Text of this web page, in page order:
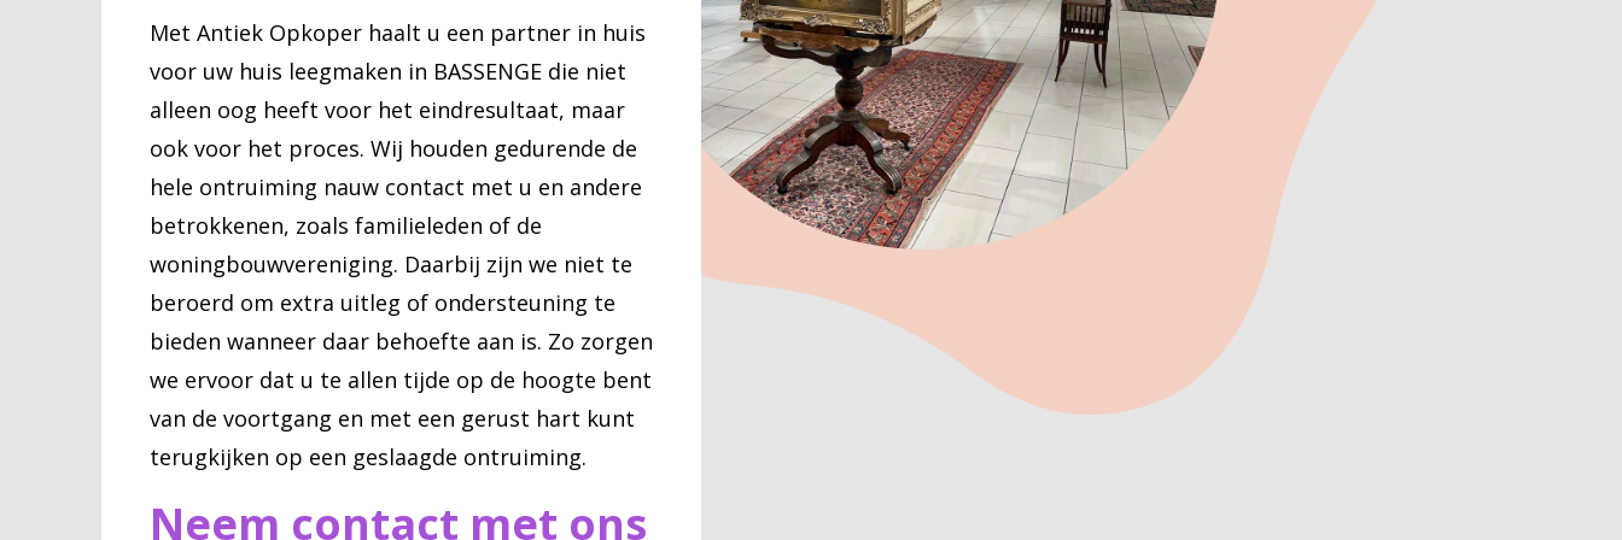
Met Antiek Opkoper haalt u een partner in huis
voor uw huis leegmaken in BASSENGE die niet
alleen oog heeft voor het eindresultaat, maar
ook voor het proces. Wij houden gedurende de
hele ontruiming nauw contact met u en andere
betrokkenen, zoals familieleden of de
woningbouwvereniging. Daarbij zijn we niet te
beroerd om extra uitleg of ondersteuning te
bieden wanneer daar behoefte aan is. Zo zorgen
we ervoor dat u te allen tijde op de hoogte bent
van de voortgang en met een gerust hart kunt
terugkijken op een geslaagde ontruiming.
Neem contact met ons